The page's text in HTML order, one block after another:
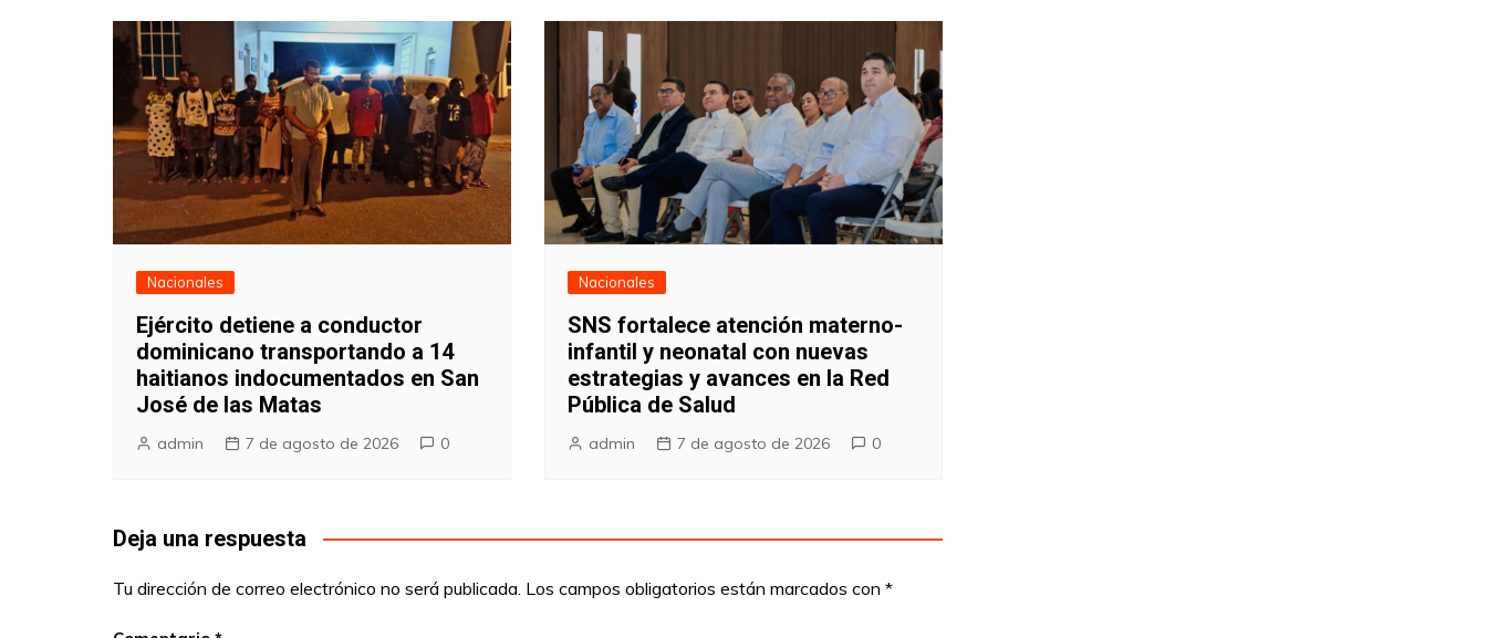
Nacionales
Ejército detiene a conductor
dominicano transportando a 14
haitianos indocumentados en San
José de las Matas
admin 7 de agosto de 2026 0
Nacionales
SNS fortalece atención materno-
infantil y neonatal con nuevas
estrategias y avances en la Red
Pública de Salud
admin 7 de agosto de 2026 0
Deja una respuesta
Tu dirección de correo electrónico no será publicada. Los campos obligatorios están marcados con *